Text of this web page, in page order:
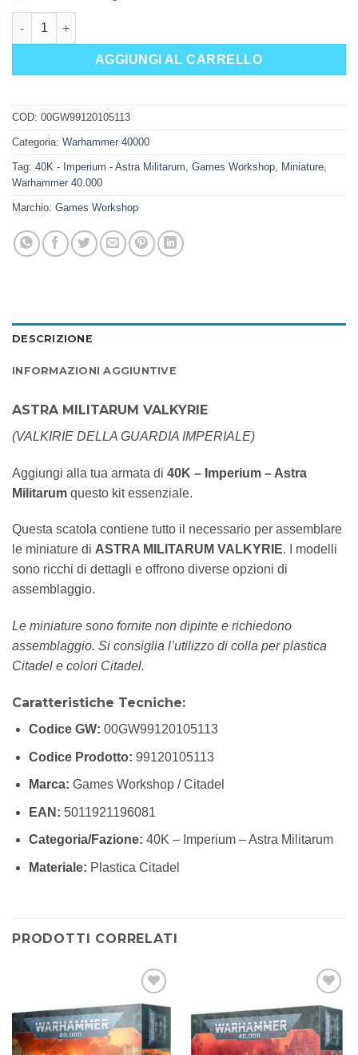
VALKIRIE DELLA GUARDIA IMPERIALE quantità
AGGIUNGI AL CARRELLO
COD: 00GW99120105113
Categoria: Warhammer 40000
Tag: 40K - Imperium - Astra Militarum Games Workshop Miniature
Warhammer 40.000
Marchio: Games Workshop
DESCRIZIONE
INFORMAZIONI AGGIUNTIVE
ASTRA MILITARUM VALKYRIE
(VALKIRIE DELLA GUARDIA IMPERIALE)
Aggiungi alla tua armata di 40K – Imperium – Astra
Militarum questo kit essenziale.
Questa scatola contiene tutto il necessario per assemblare
le miniature di ASTRA MILITARUM VALKYRIE. I modelli
sono ricchi di dettagli e offrono diverse opzioni di
assemblaggio.
Le miniature sono fornite non dipinte e richiedono
assemblaggio. Si consiglia l’utilizzo di colla per plastica
Citadel e colori Citadel.
Caratteristiche Tecniche:
Codice GW: 00GW99120105113
Codice Prodotto: 99120105113
Marca: Games Workshop / Citadel
EAN: 5011921196081
Categoria/Fazione: 40K – Imperium – Astra Militarum
Materiale: Plastica Citadel
PRODOTTI CORRELATI
Aggiungi
alla lista
dei
desideri
Aggiungi
alla lista
dei
desideri